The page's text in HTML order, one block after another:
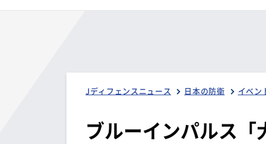
Jディフェンスニュース 日本の防衛 イベン
ブルーインパルス